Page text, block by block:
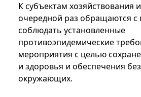
К субъектам хозяйствования
очередной раз обращаются с
соблюдать установленные
противоэпидемические
мероприятия с целью
и здоровья и обеспечения
окружающих.